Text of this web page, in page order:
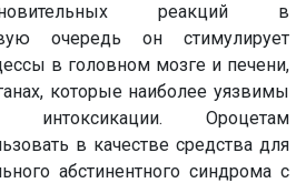
реакций в
очередь он стимулирует
в головном мозге и печени,
которые наиболее уязвимы
интоксикации. Ороцетам
в качестве средства для
абстинентного синдрома с